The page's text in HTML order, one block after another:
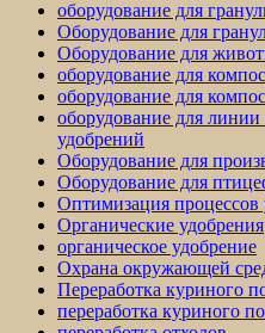
оборудование для
Оборудование для
Оборудование для
оборудование для
оборудование для
оборудование для
удобрений
Оборудование для
Оборудование для
Оптимизация процессов
Органические удобрения
органическое удобрение
Охрана окружающей
Переработка куриного
переработка куриного